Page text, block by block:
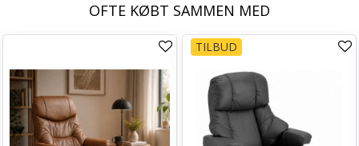
OFTE KØBT SAMMEN MED
TILBUD